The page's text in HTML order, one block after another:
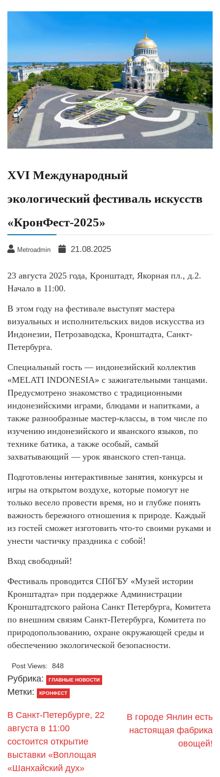
XVI Международный
экологический фестиваль искусств
«КронФест-2025»
Metroadmin 21.08.2025
23 августа 2025 года, Кронштадт, Якорная пл., д.2.
Начало в 11:00.
В этом году на фестивале выступят мастера
визуальных и исполнительских видов искусства из
Индонезии, Петрозаводска, Кронштадта, Санкт-
Петербурга.
Специальный гость — индонезийский коллектив
«MELATI INDONESIA» с зажигательными танцами.
Предусмотрено знакомство с традиционными
индонезийскими играми, блюдами и напитками, а
также разнообразные мастер-классы, в том числе по
изучению индонезийского и яванского языков, по
технике батика, а также особый, самый
захватывающий — урок яванского степ-танца.
Подготовлены интерактивные занятия, конкурсы и
игры на открытом воздухе, которые помогут не
только весело провести время, но и глубже понять
важность бережного отношения к природе. Каждый
из гостей сможет изготовить что-то своими руками и
унести частичку праздника с собой!
Вход свободный!
Фестиваль проводится СПбГБУ «Музей истории
Кронштадта» при поддержке Администрации
Кронштадтского района Санкт Петербурга, Комитета
по внешним связям Санкт-Петербурга, Комитета по
природопользованию, охране окружающей среды и
обеспечению экологической безопасности.
Post Views: 848
Рубрика: ГЛАВНЫЕ НОВОСТИ
Метки: КРОНФЕСТ
В Санкт-Петербурге, 22
августа в 11:00
состоится открытие
выставки «Воплощая
«Шанхайский дух»
В городе Янлин есть
настоящая фабрика
овощей!